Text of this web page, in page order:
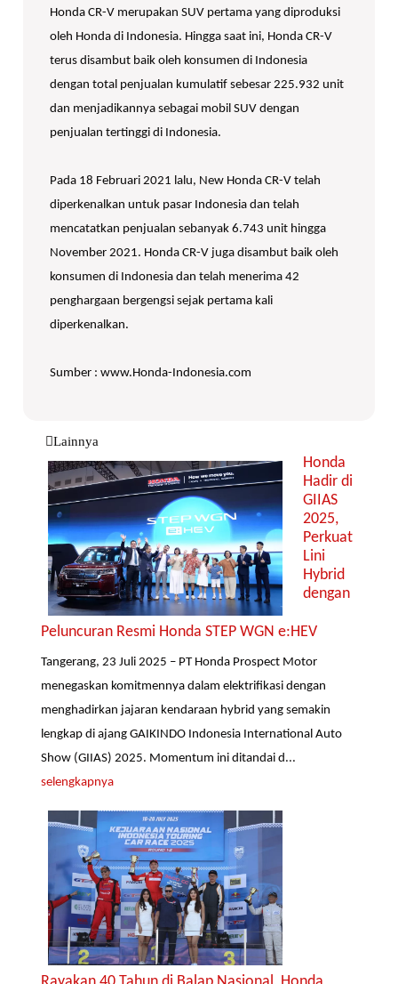
Honda CR-V merupakan SUV pertama yang diproduksi
oleh Honda di Indonesia. Hingga saat ini, Honda CR-V
terus disambut baik oleh konsumen di Indonesia
dengan total penjualan kumulatif sebesar 225.932 unit
dan menjadikannya sebagai mobil SUV dengan
penjualan tertinggi di Indonesia.
Pada 18 Februari 2021 lalu, New Honda CR-V telah
diperkenalkan untuk pasar Indonesia dan telah
mencatatkan penjualan sebanyak 6.743 unit hingga
November 2021. Honda CR-V juga disambut baik oleh
konsumen di Indonesia dan telah menerima 42
penghargaan bergengsi sejak pertama kali
diperkenalkan.
Sumber : www.Honda-Indonesia.com
Lainnya
Honda
Hadir di
GIIAS
2025,
Perkuat
Lini
Hybrid
dengan
Peluncuran Resmi Honda STEP WGN e:HEV
Tangerang, 23 Juli 2025 – PT Honda Prospect Motor
menegaskan komitmennya dalam elektrifikasi dengan
menghadirkan jajaran kendaraan hybrid yang semakin
lengkap di ajang GAIKINDO Indonesia International Auto
Show (GIIAS) 2025. Momentum ini ditandai d...
selengkapnya